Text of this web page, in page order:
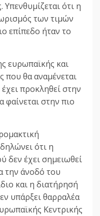
Υπενθυμίζεται ότι η
των τιμών
επίπεδο ήταν το
ευρωπαϊκής και
που θα αναμένεται
προκληθεί στην
φαίνεται στην πιο
ότι η
έχει σημειωθεί
την άνοδό του
και η διατήρησή
υπάρξει θαρραλέα
Κεντρικής